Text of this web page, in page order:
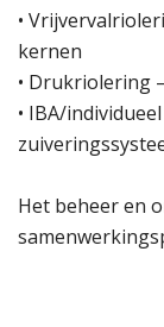
•
kernen
• Drukriolering
• IBA/
Het beheer en